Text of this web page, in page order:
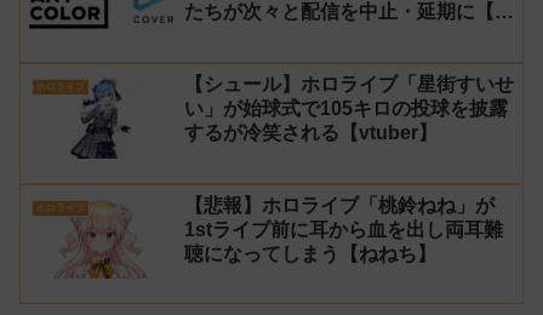
たちが次々と配信を中止・延期に【不
ホロライブ
【シュール】ホロライブ「星街すいせ
い」が始球式で105キロの投球を披露
するが冷笑される【vtuber】
ホロライブ
【悲報】ホロライブ「桃鈴ねね」が
1stライブ前に耳から血を出し両耳難
聴になってしまう【ねねち】